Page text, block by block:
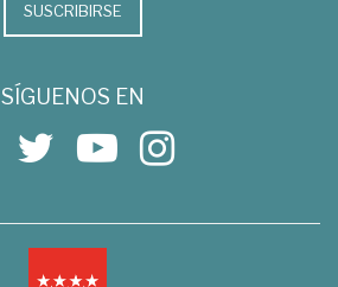
SUSCRIBIRSE
SÍGUENOS EN